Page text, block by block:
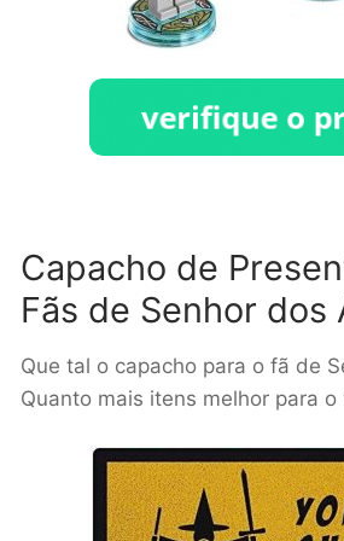
Capacho de
Fãs de Senhor dos
Que tal o capacho para o fã de
Quanto mais itens melhor para